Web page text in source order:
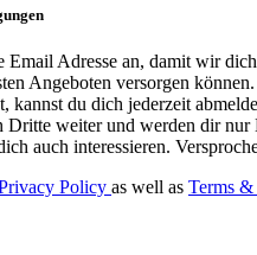
Email Adresse an, damit wir
Angeboten versorgen
kannst du dich jederzeit
Dritte weiter und werden dir nur
auch interessieren.
Policy as well as Terms